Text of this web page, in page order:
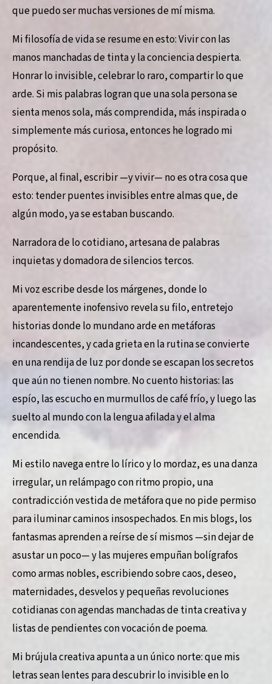
que puedo ser muchas versiones de mí misma.
Mi filosofía de vida se resume en esto: Vivir con las
manos manchadas de tinta y la conciencia despierta.
Honrar lo invisible, celebrar lo raro, compartir lo que
arde. Si mis palabras logran que una sola persona se
sienta menos sola, más comprendida, más inspirada o
simplemente más curiosa, entonces he logrado mi
propósito.
Porque, al final, escribir —y vivir— no es otra cosa que
esto: tender puentes invisibles entre almas que, de
algún modo, ya se estaban buscando.
Narradora de lo cotidiano, artesana de palabras
inquietas y domadora de silencios tercos.
Mi voz escribe desde los márgenes, donde lo
aparentemente inofensivo revela su filo, entretejo
historias donde lo mundano arde en metáforas
incandescentes, y cada grieta en la rutina se convierte
en una rendija de luz por donde se escapan los secretos
que aún no tienen nombre. No cuento historias: las
espío, las escucho en murmullos de café frío, y luego las
suelto al mundo con la lengua afilada y el alma
encendida.
Mi estilo navega entre lo lírico y lo mordaz, es una danza
irregular, un relámpago con ritmo propio, una
contradicción vestida de metáfora que no pide permiso
para iluminar caminos insospechados. En mis blogs, los
fantasmas aprenden a reírse de sí mismos —sin dejar de
asustar un poco— y las mujeres empuñan bolígrafos
como armas nobles, escribiendo sobre caos, deseo,
maternidades, desvelos y pequeñas revoluciones
cotidianas con agendas manchadas de tinta creativa y
listas de pendientes con vocación de poema.
Mi brújula creativa apunta a un único norte: que mis
letras sean lentes para descubrir lo invisible en lo